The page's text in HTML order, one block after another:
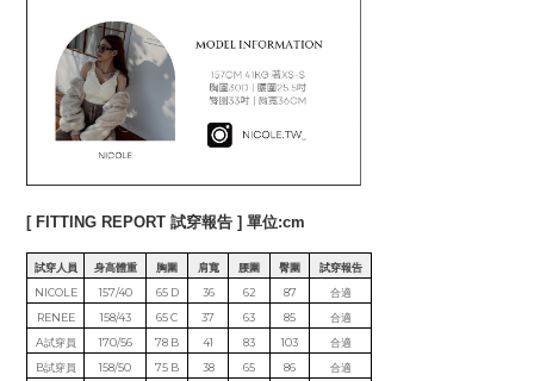
[ FITTING REPORT 試穿報告 ] 單位:cm
試穿人員 身高體重 胸圍 肩寬 腰圍 臀圍
試穿報告
NICOLE
157/40 65 D 36 62 87
合適
RENEE
158/43 65 C 37 63 85
合適
A試穿員
170/56 78 B 41 83 103
合適
B試穿員
158/50 75 B 38 65 86
合適